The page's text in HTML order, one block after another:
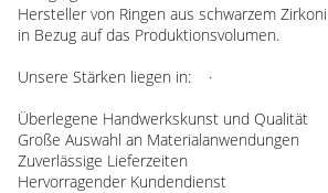
Hersteller von Ringen aus schwarzem
in Bezug auf das Produktionsvolumen.
Unsere Stärken liegen in: ·
Überlegene Handwerkskunst und Qualität
Große Auswahl an Materialanwendungen
Zuverlässige Lieferzeiten
Hervorragender Kundendienst